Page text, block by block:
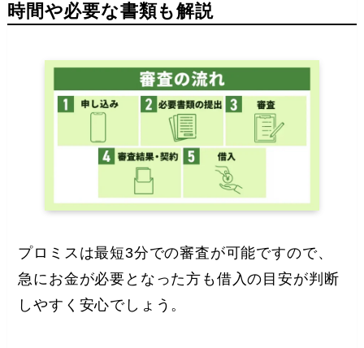
時間や必要な書類も解説
プロミスは最短3分での審査が可能ですので、
急にお金が必要となった方も借入の目安が判断
しやすく安心でしょう。